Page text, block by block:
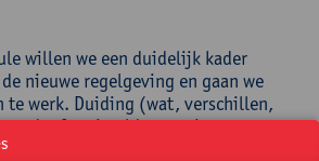
willen we een duidelijk kader
nieuwe regelgeving en gaan we
te werk. Duiding (wat, verschillen,
afgewisseld met ruimte om